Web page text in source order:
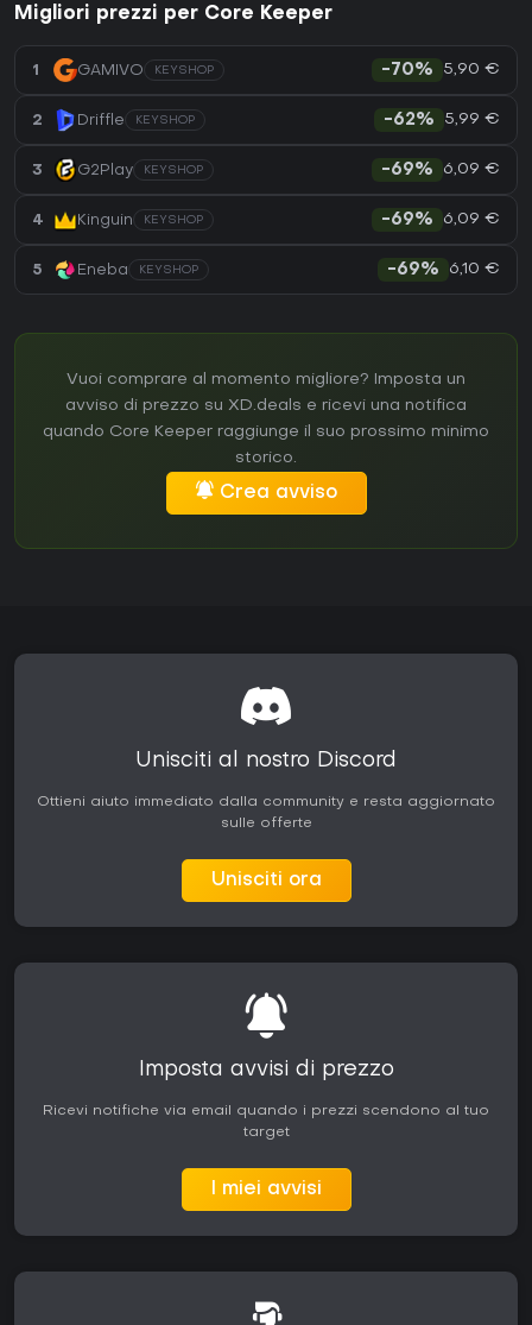
Migliori prezzi per Core Keeper
1 GAMIVO KEYSHOP -70% 5,90 €
2 Driffle KEYSHOP -62% 5,99 €
3 G2Play KEYSHOP -69% 6,09 €
4 Kinguin KEYSHOP -69% 6,09 €
5 Eneba KEYSHOP -69% 6,10 €
Vuoi comprare al momento migliore? Imposta un
avviso di prezzo su XD.deals e ricevi una notifica
quando Core Keeper raggiunge il suo prossimo minimo
storico.
Crea avviso
Unisciti al nostro Discord
Ottieni aiuto immediato dalla community e resta aggiornato
sulle offerte
Unisciti ora
Imposta avvisi di prezzo
Ricevi notifiche via email quando i prezzi scendono al tuo
target
I miei avvisi